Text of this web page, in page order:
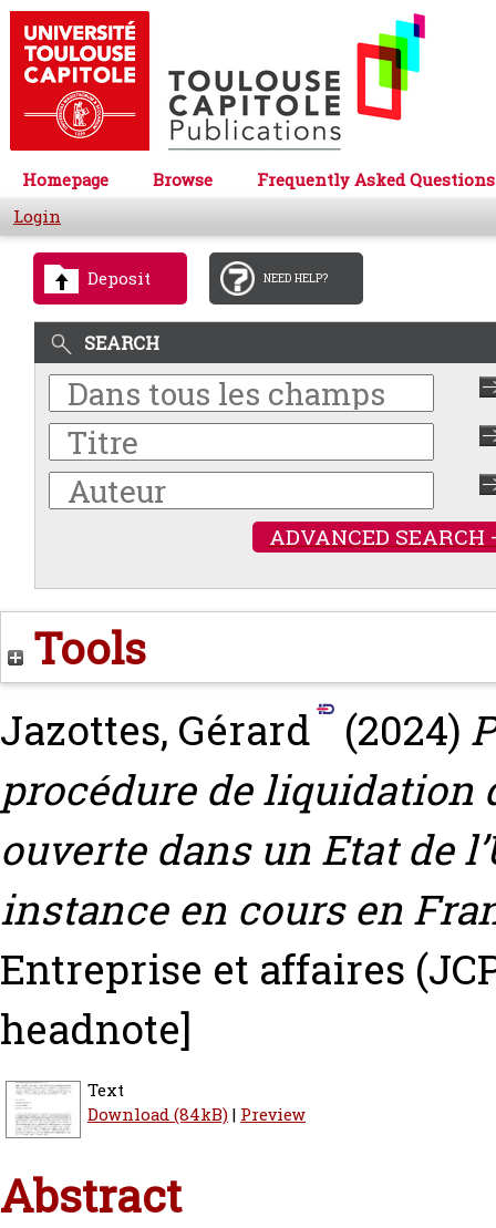
Homepage Browse
Frequently Asked Questions
Login
Deposit NEED HELP?
SEARCH
ADVANCED SEARCH
Tools
Jazottes, Gérard (2024)
procédure de liquidation
ouverte dans un Etat de
instance en cours en
Entreprise et affaires
headnote]
Text
Download (84kB)| Preview
Abstract